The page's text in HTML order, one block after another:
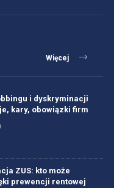
Więcej
i dyskryminacji
kary, obowiązki firm
ZUS: kto może
prewencji rentowej